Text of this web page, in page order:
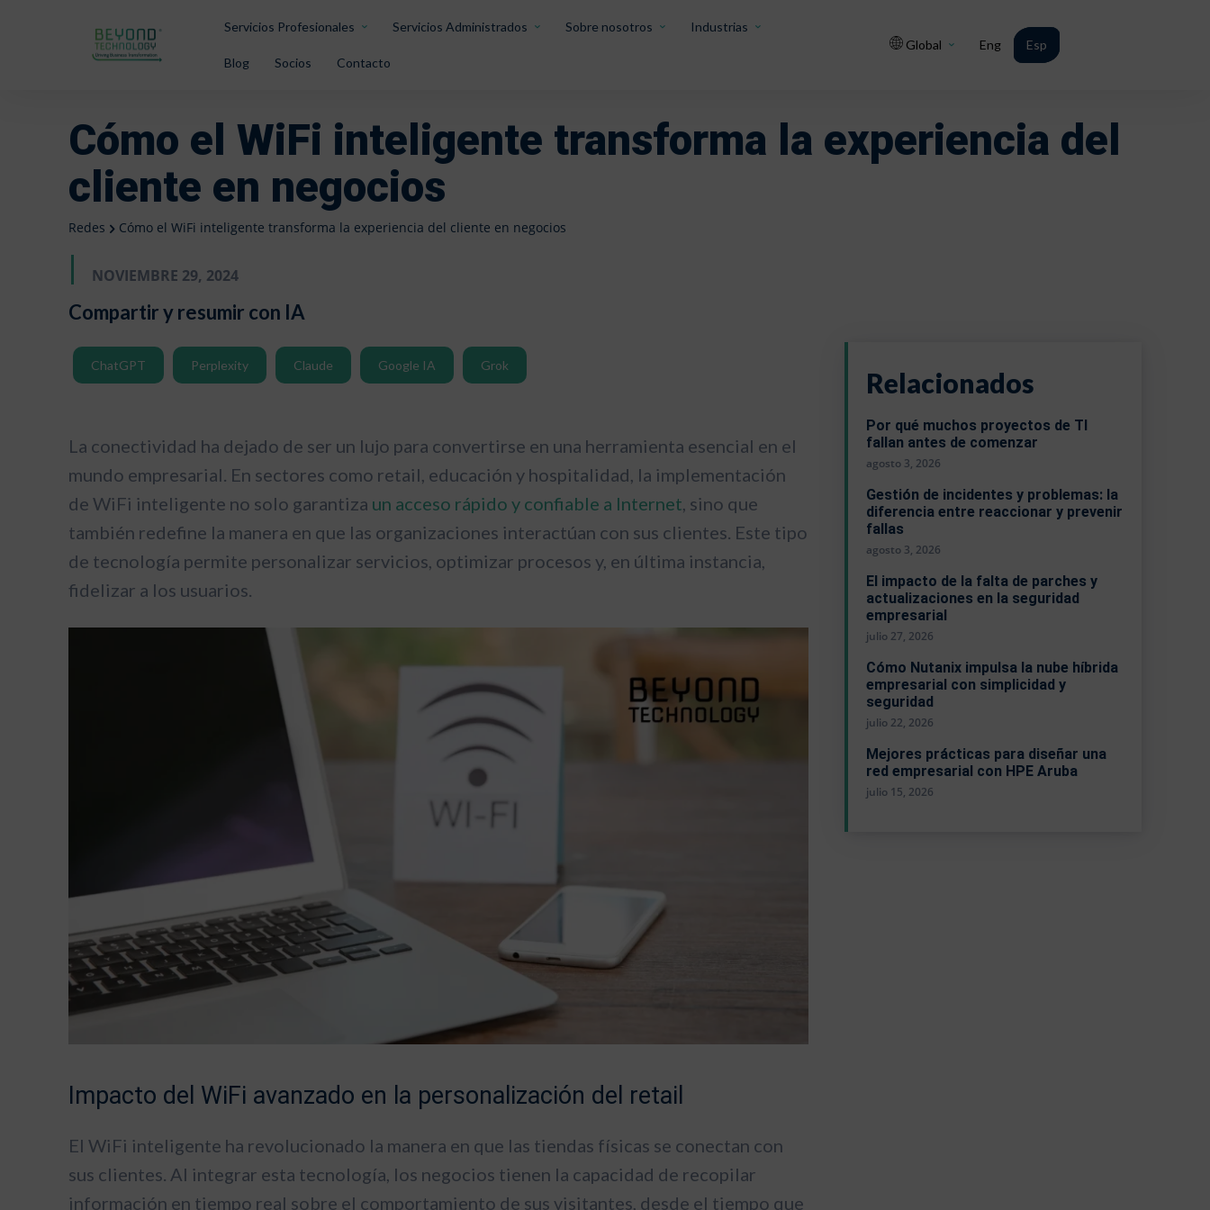
Servicios Profesionales Servicios Administrados Sobre nosotros Industrias
Blog Socios Contacto
Global Eng Esp
Cómo el WiFi inteligente transforma la experiencia del
cliente en negocios
Redes Cómo el WiFi inteligente transforma la experiencia del cliente en negocios
NOVIEMBRE 29, 2024
Compartir y resumir con IA
ChatGPT Perplexity Claude Google IA Grok
La conectividad ha dejado de ser un lujo para convertirse en una herramienta esencial en el
mundo empresarial. En sectores como retail, educación y hospitalidad, la implementación
de WiFi inteligente no solo garantiza un acceso rápido y confiable a Internet, sino que
también redefine la manera en que las organizaciones interactúan con sus clientes. Este tipo
de tecnología permite personalizar servicios, optimizar procesos y, en última instancia,
fidelizar a los usuarios.
Impacto del WiFi avanzado en la personalización del retail
El WiFi inteligente ha revolucionado la manera en que las tiendas físicas se conectan con
sus clientes. Al integrar esta tecnología, los negocios tienen la capacidad de recopilar
información en tiempo real sobre el comportamiento de sus visitantes, desde el tiempo que
Relacionados
Por qué muchos proyectos de TI
fallan antes de comenzar
agosto 3, 2026
Gestión de incidentes y problemas: la
diferencia entre reaccionar y prevenir
fallas
agosto 3, 2026
El impacto de la falta de parches y
actualizaciones en la seguridad
empresarial
julio 27, 2026
Cómo Nutanix impulsa la nube híbrida
empresarial con simplicidad y
seguridad
julio 22, 2026
Mejores prácticas para diseñar una
red empresarial con HPE Aruba
julio 15, 2026